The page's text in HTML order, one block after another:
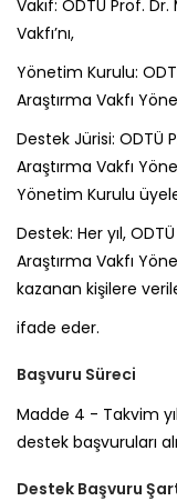
Vakıf: ODTÜ Prof.
Vakfı’nı,
Yönetim Kurulu:
Araştırma Vakfı
Destek Jürisi: ODTÜ
Araştırma Vakfı
Yönetim Kurulu
Destek: Her yıl,
Araştırma Vakfı
kazanan kişilere
ifade eder.
Başvuru Süreci
Madde 4 - Takvim
destek başvuruları
Destek Başvuru